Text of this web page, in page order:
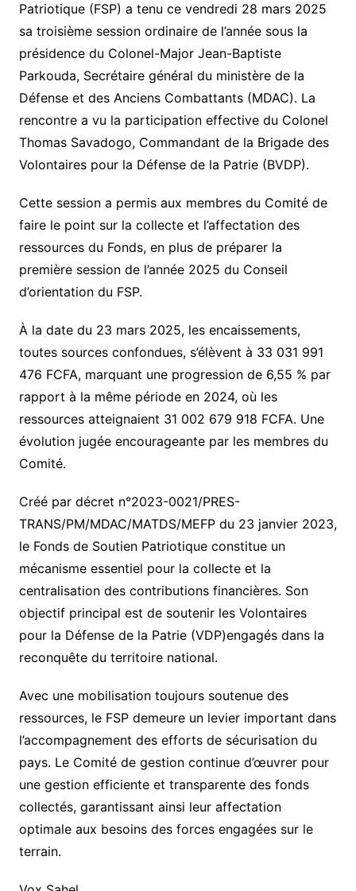
Patriotique (FSP) a tenu ce vendredi 28 mars 2025
sa troisième session ordinaire de l’année sous la
présidence du Colonel-Major Jean-Baptiste
Parkouda, Secrétaire général du ministère de la
Défense et des Anciens Combattants (MDAC). La
rencontre a vu la participation effective du Colonel
Thomas Savadogo, Commandant de la Brigade des
Volontaires pour la Défense de la Patrie (BVDP).
Cette session a permis aux membres du Comité de
faire le point sur la collecte et l’affectation des
ressources du Fonds, en plus de préparer la
première session de l’année 2025 du Conseil
d’orientation du FSP.
À la date du 23 mars 2025, les encaissements,
toutes sources confondues, s’élèvent à 33 031 991
476 FCFA, marquant une progression de 6,55 % par
rapport à la même période en 2024, où les
ressources atteignaient 31 002 679 918 FCFA. Une
évolution jugée encourageante par les membres du
Comité.
Créé par décret n°2023-0021/PRES-
TRANS/PM/MDAC/MATDS/MEFP du 23 janvier 2023,
le Fonds de Soutien Patriotique constitue un
mécanisme essentiel pour la collecte et la
centralisation des contributions financières. Son
objectif principal est de soutenir les Volontaires
pour la Défense de la Patrie (VDP)engagés dans la
reconquête du territoire national.
Avec une mobilisation toujours soutenue des
ressources, le FSP demeure un levier important dans
l’accompagnement des efforts de sécurisation du
pays. Le Comité de gestion continue d’œuvrer pour
une gestion efficiente et transparente des fonds
collectés, garantissant ainsi leur affectation
optimale aux besoins des forces engagées sur le
terrain.